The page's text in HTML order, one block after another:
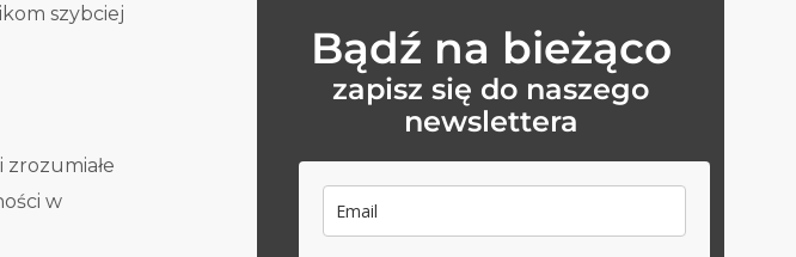
szybciej
w
Bądź na bieżąco
zapisz się do naszego
newslettera